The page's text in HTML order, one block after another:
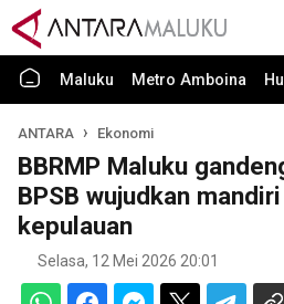
Maluku Metro Amboina
ANTARA Ekonomi
BBRMP Maluku
BPSB wujudkan
kepulauan
Selasa, 12 Mei 2026 20:01